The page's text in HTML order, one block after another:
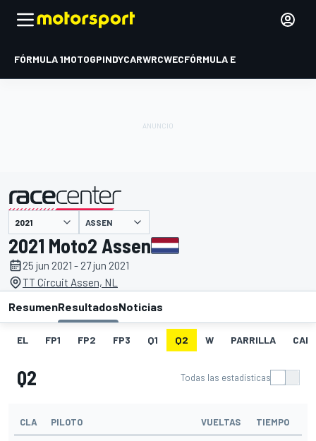
FÓRMULA 1MOTOGPINDYCARWRCWECFÓRMULA E
presentado por ASSEN
2021 Moto2 Assen
25 jun 2021 - 27 jun 2021
TT Circuit Assen, NL
ResumenResultadosNoticias
EL FP1 FP2 FP3 Q1 Q2 W PARRILLA
Q2 Todas las estadísticas
CLA PILOTO VUELTAS TIEMPO